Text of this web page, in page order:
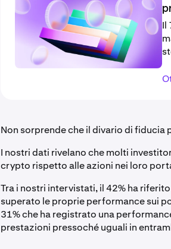
Il
Non sorprende che il divario di fiducia
I nostri dati rivelano che molti
crypto rispetto alle azioni nei loro
Tra i nostri intervistati, il 42% ha
superato le proprie performance sui
31% che ha registrato una
prestazioni pressoché uguali in